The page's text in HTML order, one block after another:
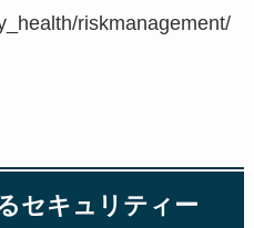
riskmanagement/
セキュリティー